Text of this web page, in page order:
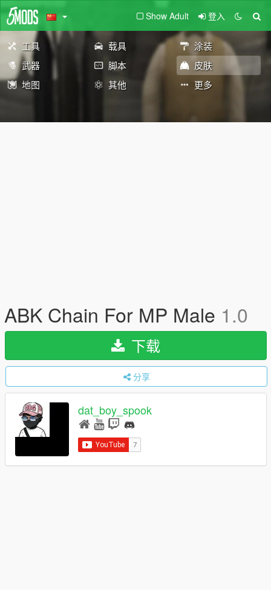
Show Adult 登入
工具 载具
涂装
武器
脚本
皮肤
地图
其他 更多
ABK Chain For MP Male 1.0
下载
分享
dat_boy_spook